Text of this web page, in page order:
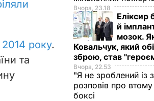
2014 року.
та
Вчора, 23.18
Еліксир
й
мозок.
Ковальчук, який
зброю, став
Вчора, 22.53
"Я не зроблений із
розповів про втому
боксі